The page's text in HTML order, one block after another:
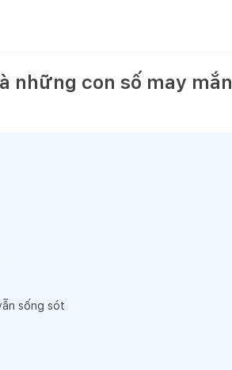
những con số may mắn
sống sót